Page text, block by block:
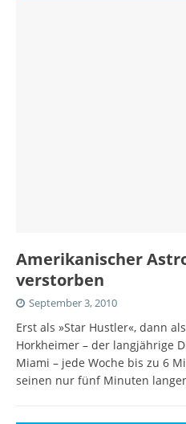
Amerikanischer
verstorben
September 3, 2010
Erst als »Star Hustler«, dann
Horkheimer – der langjährige
Miami – jede Woche bis zu 6
seinen nur fünf Minuten